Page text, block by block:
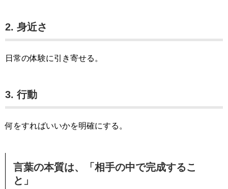
2. 身近さ
日常の体験に引き寄せる。
3. 行動
何をすればいいかを明確にする。
言葉の本質は、「相手の中で完成するこ
と」